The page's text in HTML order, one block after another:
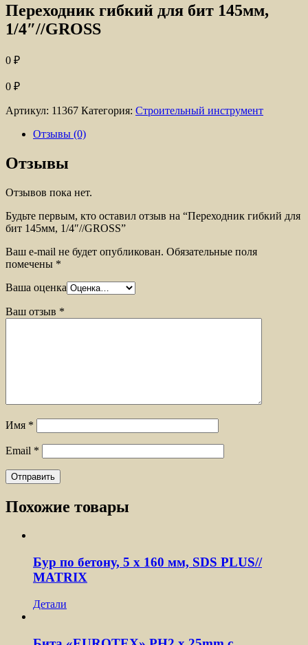
Переходник гибкий для бит 145мм,
1/4″//GROSS
0 ₽
0 ₽
Артикул: 11367 Категория: Строительный инструмент
Отзывы (0)
Отзывы
Отзывов пока нет.
Будьте первым, кто оставил отзыв на “Переходник гибкий для
бит 145мм, 1/4″//GROSS”
Ваш e-mail не будет опубликован. Обязательные поля
помечены *
Ваша оценка
Ваш отзыв *
Имя *
Email *
Похожие товары
Бур по бетону, 5 x 160 мм, SDS PLUS//
MATRIX
Детали